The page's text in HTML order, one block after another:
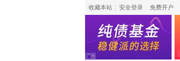
收藏本站 安全登录 免费开户